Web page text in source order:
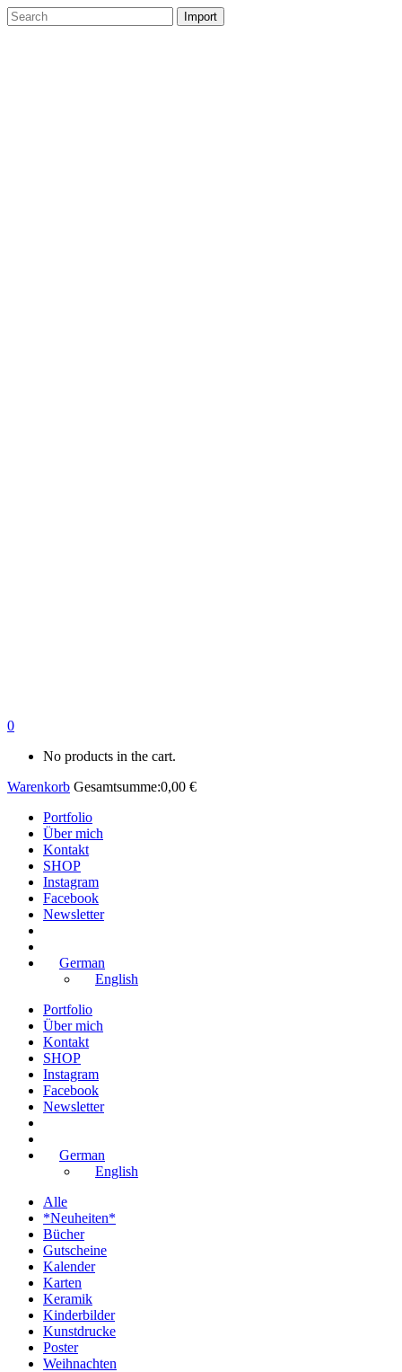
0
No products in the cart.
Warenkorb Gesamtsumme:0,00 €
Portfolio
Über mich
Kontakt
SHOP
Instagram
Facebook
Newsletter
German
English
Portfolio
Über mich
Kontakt
SHOP
Instagram
Facebook
Newsletter
German
English
Alle
*Neuheiten*
Bücher
Gutscheine
Kalender
Karten
Keramik
Kinderbilder
Kunstdrucke
Poster
Weihnachten